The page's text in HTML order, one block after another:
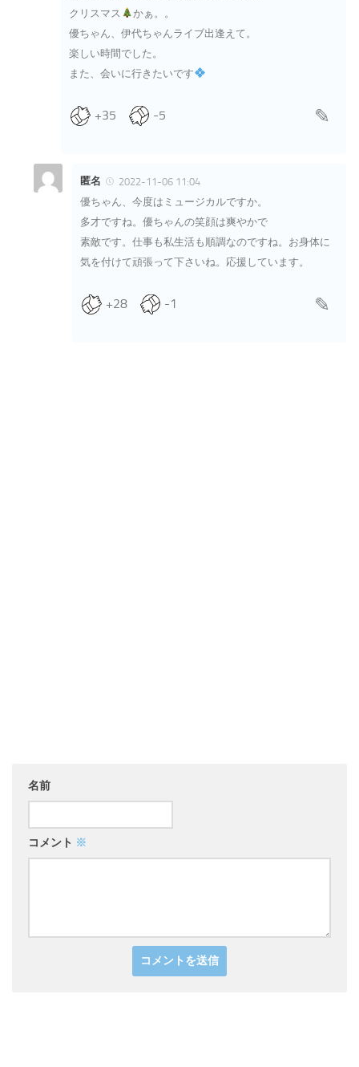
クリスマス
かぁ。。
優ちゃん、伊代ちゃんライブ出逢えて。
楽しい時間でした。
また、会いに行きたいです
+35 -5
匿名
2022-11-06 11:04
優ちゃん、今度はミュージカルですか。
多才ですね。優ちゃんの笑顔は爽やかで
素敵です。仕事も私生活も順調なのですね。お身体に
気を付けて頑張って下さいね。応援しています。
+28 -1
名前
コメント ※